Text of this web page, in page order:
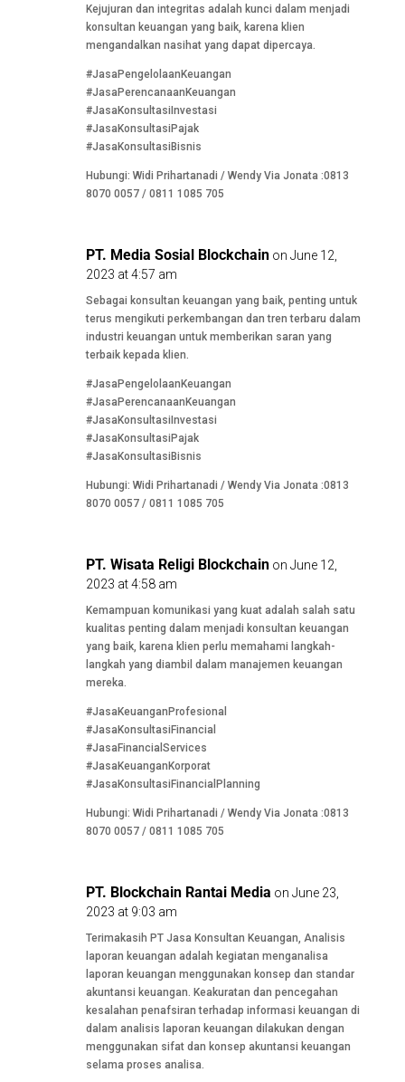
Kejujuran dan integritas adalah kunci dalam menjadi
konsultan keuangan yang baik, karena klien
mengandalkan nasihat yang dapat dipercaya.
#JasaPengelolaanKeuangan
#JasaPerencanaanKeuangan
#JasaKonsultasiInvestasi
#JasaKonsultasiPajak
#JasaKonsultasiBisnis
Hubungi: Widi Prihartanadi / Wendy Via Jonata :0813
8070 0057 / 0811 1085 705
PT. Media Sosial Blockchain on June 12,
2023 at 4:57 am
Sebagai konsultan keuangan yang baik, penting untuk
terus mengikuti perkembangan dan tren terbaru dalam
industri keuangan untuk memberikan saran yang
terbaik kepada klien.
#JasaPengelolaanKeuangan
#JasaPerencanaanKeuangan
#JasaKonsultasiInvestasi
#JasaKonsultasiPajak
#JasaKonsultasiBisnis
Hubungi: Widi Prihartanadi / Wendy Via Jonata :0813
8070 0057 / 0811 1085 705
PT. Wisata Religi Blockchain on June 12,
2023 at 4:58 am
Kemampuan komunikasi yang kuat adalah salah satu
kualitas penting dalam menjadi konsultan keuangan
yang baik, karena klien perlu memahami langkah-
langkah yang diambil dalam manajemen keuangan
mereka.
#JasaKeuanganProfesional
#JasaKonsultasiFinancial
#JasaFinancialServices
#JasaKeuanganKorporat
#JasaKonsultasiFinancialPlanning
Hubungi: Widi Prihartanadi / Wendy Via Jonata :0813
8070 0057 / 0811 1085 705
PT. Blockchain Rantai Media on June 23,
2023 at 9:03 am
Terimakasih PT Jasa Konsultan Keuangan, Analisis
laporan keuangan adalah kegiatan menganalisa
laporan keuangan menggunakan konsep dan standar
akuntansi keuangan. Keakuratan dan pencegahan
kesalahan penafsiran terhadap informasi keuangan di
dalam analisis laporan keuangan dilakukan dengan
menggunakan sifat dan konsep akuntansi keuangan
selama proses analisa.